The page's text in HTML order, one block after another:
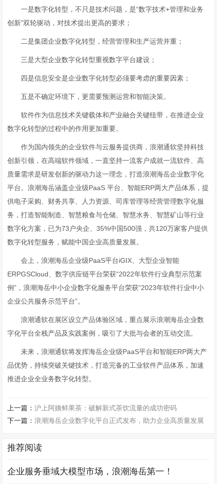
一是数字化转型，不只是技术问题，是“数字技术+管理和业务
创新”双轮驱动，对技术提出更高的要求；
二是集团企业数字化转型，经营管理和生产运营并重；
三是大型企业数字化转型重视数字平台建设；
四是信息安全是企业数字化转型必须要考虑的重要因素；
五是不确定环境下，更需要预测运营和智能决策。
软件作为信息技术关键载体和产业融合关键纽带，在推进企业
数字化转型的过程中的作用更加重要。
作为国内领先的企业软件与云服务提供商，浪潮通软坚持科技
创新引领，在高端软件领域，一直坚持一流客户成就一流软件、高
质量需求是研发创新的驱动力这一理念，打造浪潮海岳企业数字化
平台。浪潮海岳涵盖企业级PaaS 平台、智能ERP两大产品体系，提
供电子采购、财务共享、人力资源、司库管理等经营管理数字化服
务，打造智能制造、智慧粮食与仓储、智慧水务、智慧矿山等行业
数字化方案，已为73户央企、35%中国500强，共120万家客户提供
数字化转型服务，赋能中国企业高质量发展。
会上，浪潮海岳企业级PaaS平台iGIX、大型企业智能
ERPGSCloud、数字供应链平台荣获“2022年软件行业典型示范案
例”，浪潮海岳中小企业数字化服务平台荣获“2023年软件行业中小
企业公共服务示范平台”。
浪潮通软在展区设立产品体验区域，重点展示浪潮海岳企业数
字化平台全栈产品及实践案例，吸引了大批与会者的互动交流。
未来，浪潮通软将发挥海岳企业级PaaS平台和智能ERP两大产
品优势，持续突破关键技术，打造完备的工业软件产品体系，加速
推进企业全业务数字化转型。
上一篇：沪上阿姨鲜果茶：破解新式茶饮流量的成功密码
下一篇：浪潮海岳企业数字化平台正式发布，助力企业高质量发展
推荐阅读
企业服务垂域大模型市场，浪潮海岳第一！